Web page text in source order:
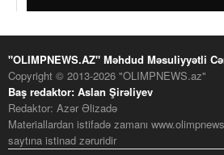
"OLIMPNEWS.AZ" Məhdud Məsuliyyətli
Copyright © 2013-2026 "OLIMPNEWS.az"
Baş redaktor: Aslan Şirəliyev
Redaktor: Azər Əlizadə
Materiallardan istifadə zamanı
saytına istinad zəruridir